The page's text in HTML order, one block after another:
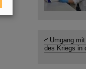
Umgang
des Kriegs in